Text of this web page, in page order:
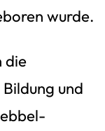
wurde.
die
und